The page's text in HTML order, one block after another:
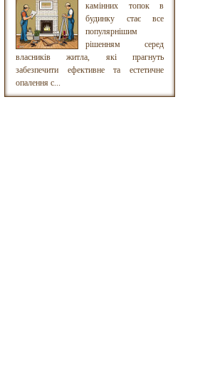
камінних топок в
будинку стає все
популярнішим
рішенням серед
власників житла, які прагнуть
забезпечити ефективне та естетичне
опалення с...